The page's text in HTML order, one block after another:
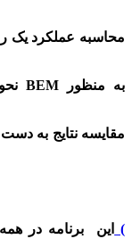
1- این برنامه در